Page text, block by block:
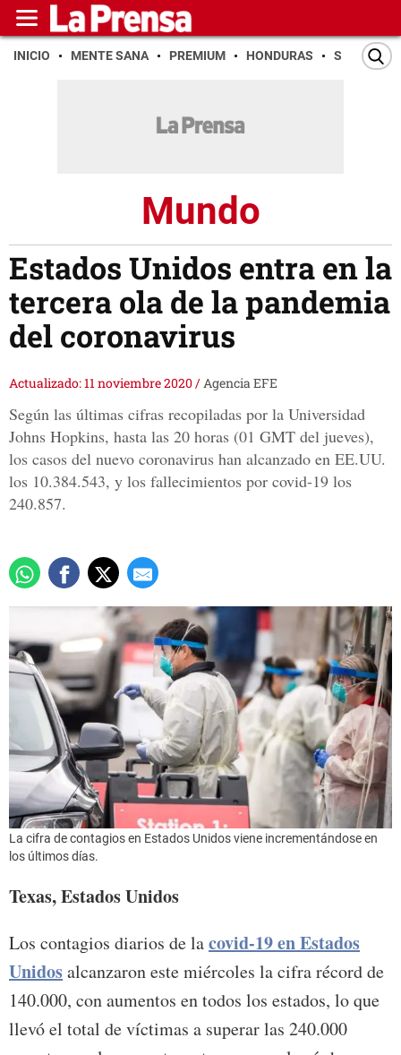
INICIO MENTE SANA PREMIUM HONDURAS SAN PEDRO
Mundo
Estados Unidos entra en la
tercera ola de la pandemia
del coronavirus
Actualizado: 11 noviembre 2020/Agencia EFE
Según las últimas cifras recopiladas por la Universidad
Johns Hopkins, hasta las 20 horas (01 GMT del jueves),
los casos del nuevo coronavirus han alcanzado en EE.UU.
los 10.384.543, y los fallecimientos por covid-19 los
240.857.
La cifra de contagios en Estados Unidos viene incrementándose en
los últimos días.
Texas, Estados Unidos
Los contagios diarios de lacovid-19 en Estados
Unidosalcanzaron este miércoles la cifra récord de
140.000, con aumentos en todos los estados, lo que
llevó el total de víctimas a superar las 240.000